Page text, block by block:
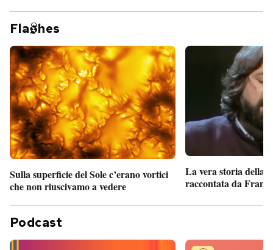
Fla hes
Sulla superficie del Sole c’erano vortici
che non riuscivamo a vedere
La vera storia della
raccontata da
Podcast